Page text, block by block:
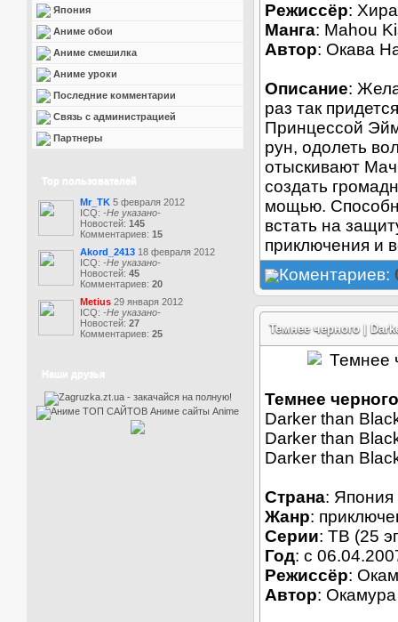
Япония
Аниме обои
Аниме смешилка
Аниме уроки
Последние комментарии
Связь с администрацией
Партнеры
Top пользователей
Mr_TK 5 февраля 2012
ICQ: -Не указано-
Новостей: 145
Комментариев: 15
Akord_2413 18 февраля 2012
ICQ: -Не указано-
Новостей: 45
Комментариев: 20
Metius 29 января 2012
ICQ: -Не указано-
Новостей: 27
Комментариев: 25
Наши друзья
Режиссёр:
Манга: Mahou
Автор: Окава
Описание:
раз так
Принцессой
рун, одолеть
отыскивают
создать
мощью.
встать на
приключения и
Коментариев:
Темнее черного |
Темнее
Darker than
Darker than
Darker than
Страна: Япония
Жанр:
Серии: ТВ (25
Год: c
Режиссёр:
Автор: